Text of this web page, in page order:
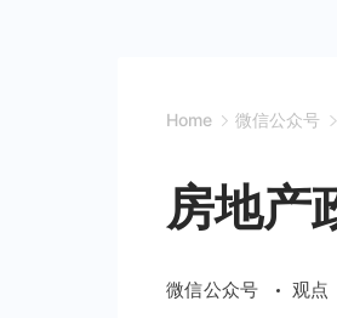
Home 微信公众号
房地产
微信公众号 观点